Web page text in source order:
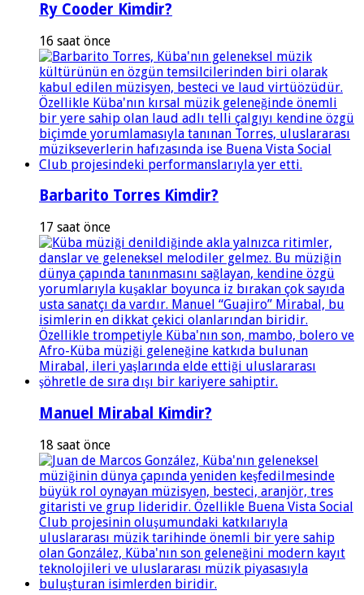
Ry Cooder Kimdir?
16 saat önce
Barbarito Torres Kimdir?
17 saat önce
Manuel Mirabal Kimdir?
18 saat önce